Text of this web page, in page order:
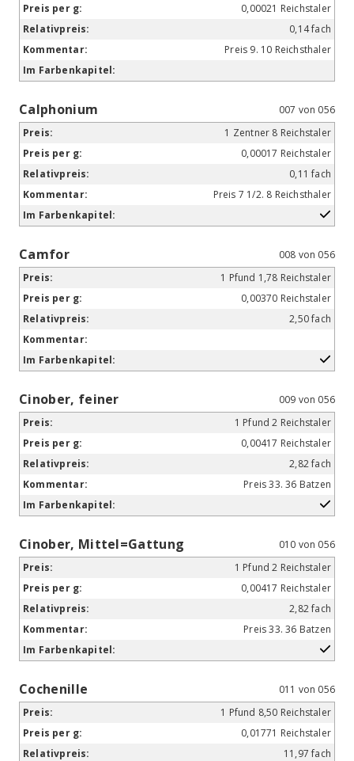
0,00021 Reichstaler
0,14 fach
Preis 9. 10 Reichsthaler
Calphonium
007 von 056
1 Zentner 8 Reichstaler
0,00017 Reichstaler
0,11 fach
Preis 7 1/2. 8 Reichsthaler
Camfor
008 von 056
1 Pfund 1,78 Reichstaler
0,00370 Reichstaler
2,50 fach
Cinober, feiner
009 von 056
1 Pfund 2 Reichstaler
0,00417 Reichstaler
2,82 fach
Preis 33. 36 Batzen
Cinober, Mittel=Gattung
010 von 056
1 Pfund 2 Reichstaler
0,00417 Reichstaler
2,82 fach
Preis 33. 36 Batzen
Cochenille
011 von 056
1 Pfund 8,50 Reichstaler
0,01771 Reichstaler
11,97 fach